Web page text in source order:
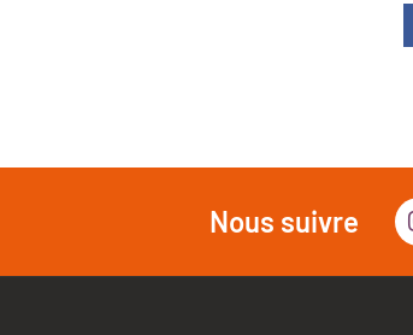
Nous suivre